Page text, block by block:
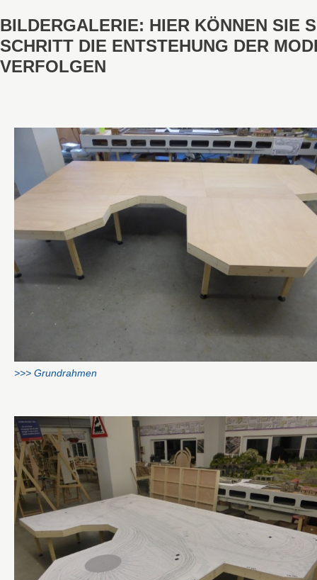
BILDERGALERIE: HIER KÖNNEN SIE
SCHRITT DIE ENTSTEHUNG DER
VERFOLGEN
>>> Grundrahmen